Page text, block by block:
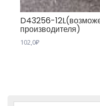
D43256-
производителя)
102,0₽